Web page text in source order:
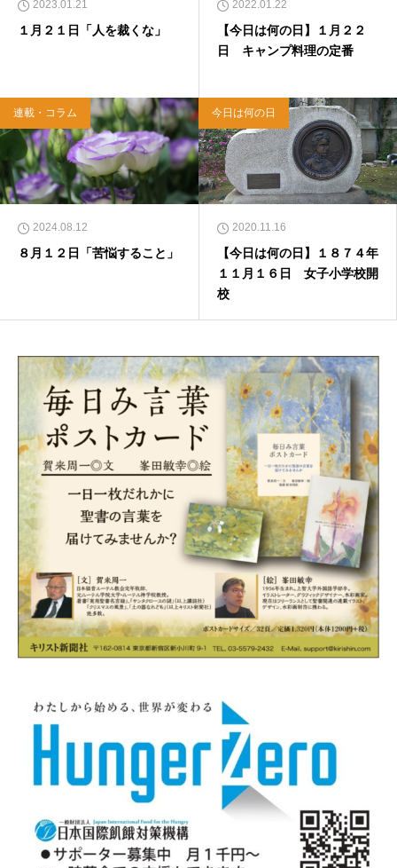
2023.01.21
１月２１日「人を裁くな」
2022.01.22
【今日は何の日】１月２２
日 キャンプ料理の定番
連載・コラム
2024.08.12
８月１２日「苦悩すること」
今日は何の日
2020.11.16
【今日は何の日】１８７４年
１１月１６日 女子小学校開
校